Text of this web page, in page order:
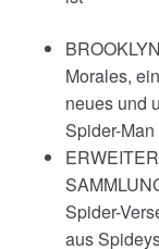
Morales,
neues und
Spider-
Spider-
aus